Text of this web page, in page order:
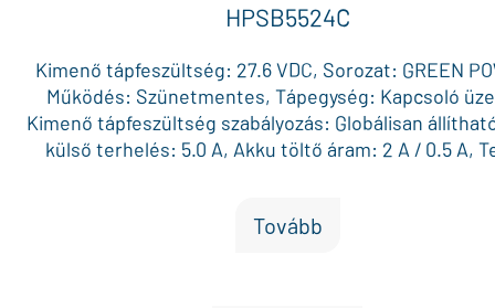
HPSB5524C
Kimenő tápfeszültség: 27.6 VDC, Sorozat: GREEN
Működés: Szünetmentes, Tápegység: Kapcsoló
Kimenő tápfeszültség szabályozás: Globálisan
külső terhelés: 5.0 A, Akku töltő áram: 2 A / 0.5 A,
AUX kimenet: 1, AUX biztosíték: Polimer, Doboz
Tovább